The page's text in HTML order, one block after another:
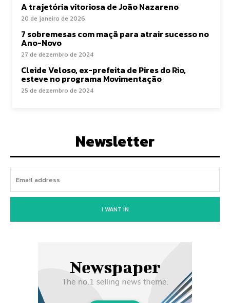
A trajetória vitoriosa de João Nazareno
20 de janeiro de 2026
7 sobremesas com maçã para atrair sucesso no
Ano-Novo
27 de dezembro de 2024
Cleide Veloso, ex-prefeita de Pires do Rio,
esteve no programa Movimentação
25 de dezembro de 2024
Newsletter
I WANT IN